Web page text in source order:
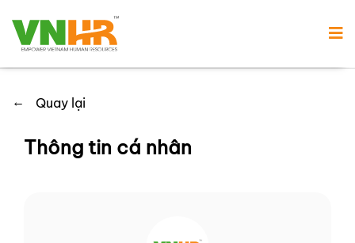
← Quay lại
Thông tin cá nhân